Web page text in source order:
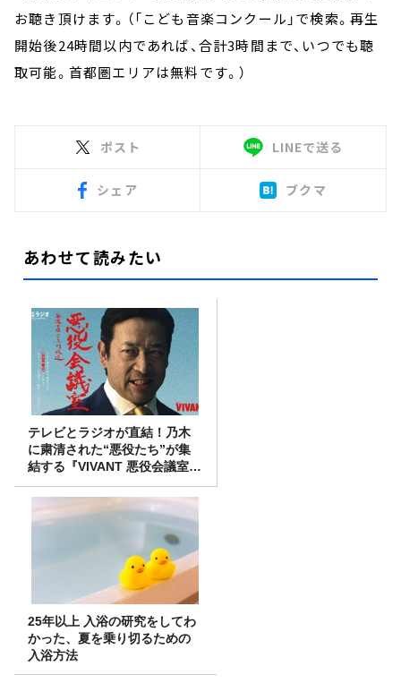
お聴き頂けます。（「こども音楽コンクール」で検索。再生
開始後24時間以内であれば、合計3時間まで、いつでも聴
取可能。首都圏エリアは無料です。）
ポスト LINEで送る
シェア ブクマ
あわせて読みたい
テレビとラジオが直結！乃木
に粛清された“悪役たち”が集
結する『VIVANT 悪役会議室』
7/26(日)23時スタート！
25年以上 入浴の研究をしてわ
かった、夏を乗り切るための
入浴方法